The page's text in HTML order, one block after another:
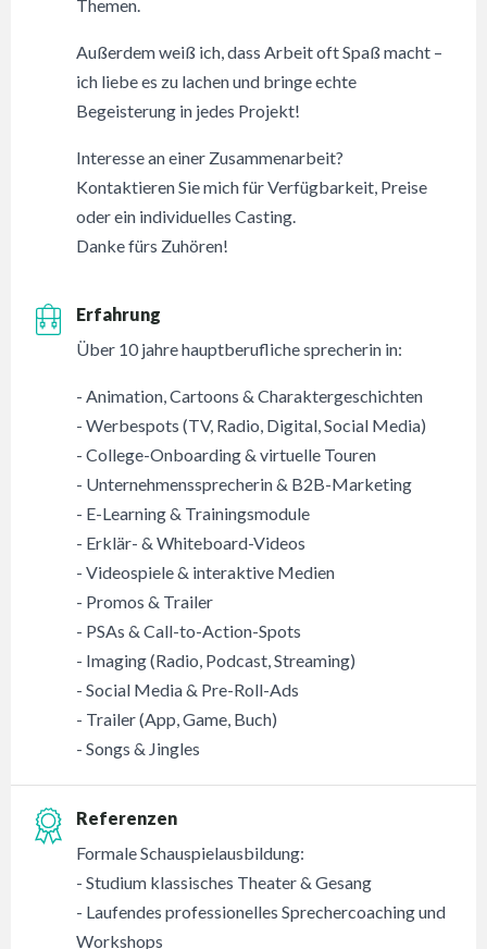
Themen.
Außerdem weiß ich, dass Arbeit oft Spaß macht –
ich liebe es zu lachen und bringe echte
Begeisterung in jedes Projekt!
Interesse an einer Zusammenarbeit?
Kontaktieren Sie mich für Verfügbarkeit, Preise
oder ein individuelles Casting.
Danke fürs Zuhören!
Erfahrung
Über 10 jahre hauptberufliche sprecherin in:
- Animation, Cartoons & Charaktergeschichten
- Werbespots (TV, Radio, Digital, Social Media)
- College-Onboarding & virtuelle Touren
- Unternehmenssprecherin & B2B-Marketing
- E-Learning & Trainingsmodule
- Erklär- & Whiteboard-Videos
- Videospiele & interaktive Medien
- Promos & Trailer
- PSAs & Call-to-Action-Spots
- Imaging (Radio, Podcast, Streaming)
- Social Media & Pre-Roll-Ads
- Trailer (App, Game, Buch)
- Songs & Jingles
Referenzen
Formale Schauspielausbildung:
- Studium klassisches Theater & Gesang
- Laufendes professionelles Sprechercoaching und
Workshops